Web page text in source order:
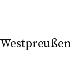
Westpreußen